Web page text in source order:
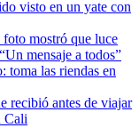
visto en un yate con
foto mostró que luce
mensaje a todos”
toma las riendas en
recibió antes de viajar
Cali